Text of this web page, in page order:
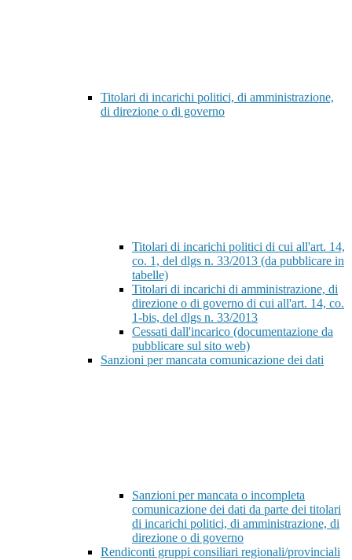
Titolari di incarichi politici, di amministrazione,
di direzione o di governo
Titolari di incarichi politici di cui all'art. 14,
co. 1, del dlgs n. 33/2013 (da pubblicare in
tabelle)
Titolari di incarichi di amministrazione, di
direzione o di governo di cui all'art. 14, co.
1-bis, del dlgs n. 33/2013
Cessati dall'incarico (documentazione da
pubblicare sul sito web)
Sanzioni per mancata comunicazione dei dati
Sanzioni per mancata o incompleta
comunicazione dei dati da parte dei titolari
di incarichi politici, di amministrazione, di
direzione o di governo
Rendiconti gruppi consiliari regionali/provinciali